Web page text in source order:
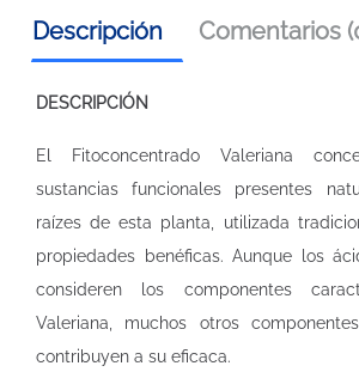
Descripción Comentarios
DESCRIPCIÓN
El Fitoconcentrado Valeriana
sustancias funcionales presentes
raízes de esta planta, utilizada
propiedades benéficas. Aunque los
consideren los componentes
Valeriana, muchos otros
contribuyen a su eficaca.